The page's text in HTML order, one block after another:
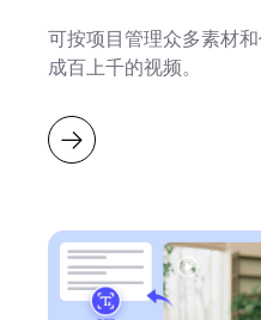
可按项目管理众多素材
成百上千的视频。